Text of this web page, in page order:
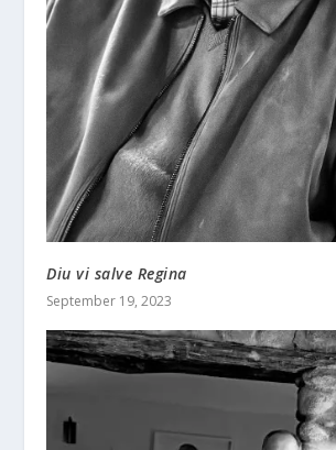
Diu vi salve Regina
September 19, 2023